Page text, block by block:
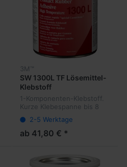
3M™
SW 1300L TF Lösemittel-
Klebstoff
1-Komponenten-Klebstoff.
Kurze Klebespanne bis 8
Kleben von Neopren,
Butylgummi auf Metall und
Spanplatten
2-5 Werktage
ab 41,80 € *